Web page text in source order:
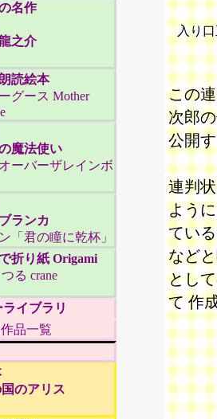
名作
之介
読絵本
グース Mother
魔法使い
ーバーザレインボ
ランカ
「君の瞳に乾杯」
折り紙 Origami
る crane
イブラリ
品一覧
のアリス
入り
この
次郎
公開
連判
よう
てい
など
とし
て 作